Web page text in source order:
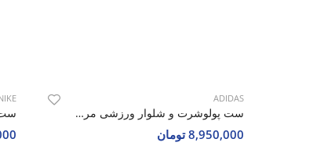
ADIDAS
ست پولوشرت و شلوار ورزشی مردانه آدیداس Adidas Hyper Pulse M
8,950,000 تومان